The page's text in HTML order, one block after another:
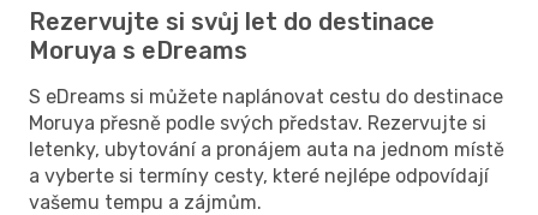
Rezervujte si svůj let do destinace
Moruya s eDreams
S eDreams si můžete naplánovat cestu do destinace
Moruya přesně podle svých představ. Rezervujte si
letenky, ubytování a pronájem auta na jednom místě
a vyberte si termíny cesty, které nejlépe odpovídají
vašemu tempu a zájmům.